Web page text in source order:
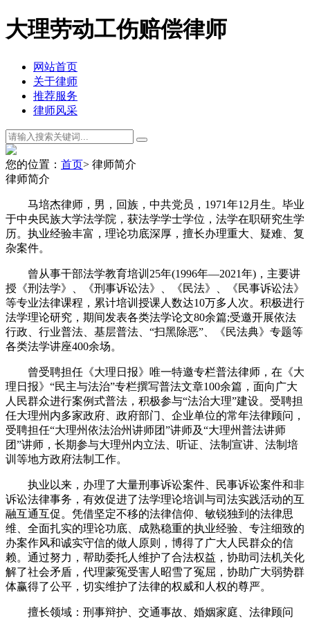
大理劳动工伤赔偿律师
网站首页
关于律师
推荐服务
律师风采
您的位置： 首页> 律师简介
律师简介
马培杰律师，男，回族，中共党员，1971年12月生。毕业
于中央民族大学法学院，获法学学士学位，法学在职研究生学
历。执业经验丰富，理论功底深厚，擅长办理重大、疑难、复
杂案件。
曾从事干部法学教育培训25年(1996年—2021年)，主要讲
授《刑法学》、《刑事诉讼法》、《民法》、《民事诉讼法》
等专业法律课程，累计培训授课人数达10万多人次。积极进行
法学理论研究，期间发表各类法学论文80余篇;受邀开展依法
行政、行业普法、基层普法、“扫黑除恶”、《民法典》专题等
各类法学讲座400余场。
曾受聘担任《大理日报》唯一特邀专栏普法律师，在《大
理日报》“民主与法治”专栏撰写普法文章100余篇，面向广大
人民群众进行案例式普法，积极参与“法治大理”建设。受聘担
任大理州内多家政府、政府部门、企业单位的常年法律顾问，
受聘担任“大理州依法治州讲师团”讲师及“大理州普法讲师
团”讲师，长期参与大理州内立法、听证、法制宣讲、法制培
训等地方政府法制工作。
执业以来，办理了大量刑事诉讼案件、民事诉讼案件和非
诉讼法律事务，有效促进了法学理论培训与司法实践活动的互
融互通互促。凭借坚定不移的法律信仰、敏锐独到的法律思
维、全面扎实的理论功底、成熟稳重的执业经验、专注细致的
办案作风和诚实守信的做人原则，博得了广大人民群众的信
赖。通过努力，帮助委托人维护了合法权益，协助司法机关化
解了社会矛盾，代理蒙冤受害人昭雪了冤屈，协助广大弱势群
体赢得了公平，切实维护了法律的权威和人权的尊严。
擅长领域：刑事辩护、交通事故、婚姻家庭、法律顾问